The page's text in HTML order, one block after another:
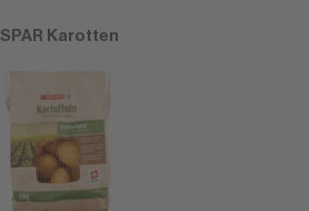
SPAR Karotten